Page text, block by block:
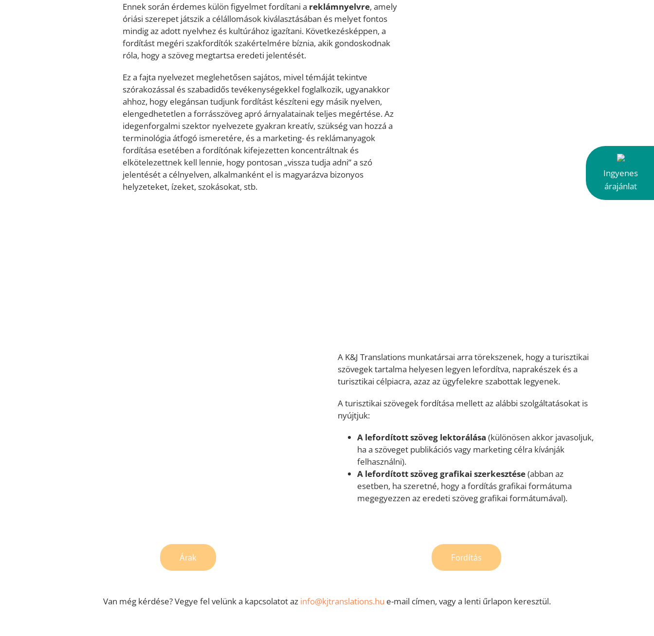
Ennek során érdemes külön figyelmet fordítani a reklámnyelvre, amely
óriási szerepet játszik a célállomások kiválasztásában és melyet fontos
mindig az adott nyelvhez és kultúrához igazítani. Következésképpen, a
fordítást megéri szakfordítók szakértelmére bíznia, akik gondoskodnak
róla, hogy a szöveg megtartsa eredeti jelentését.
Ez a fajta nyelvezet meglehetősen sajátos, mivel témáját tekintve
szórakozással és szabadidős tevékenységekkel foglalkozik, ugyanakkor
ahhoz, hogy elegánsan tudjunk fordítást készíteni egy másik nyelven,
elengedhetetlen a forrásszöveg apró árnyalatainak teljes megértése. Az
idegenforgalmi szektor nyelvezete gyakran kreatív, szükség van hozzá a
terminológia átfogó ismeretére, és a marketing- és reklámanyagok
fordítása esetében a fordítónak kifejezetten koncentráltnak és
elkötelezettnek kell lennie, hogy pontosan „vissza tudja adni” a szó
jelentését a célnyelven, alkalmanként el is magyarázva bizonyos
helyzeteket, ízeket, szokásokat, stb.
A K&J Translations munkatársai arra törekszenek, hogy a turisztikai
szövegek tartalma helyesen legyen lefordítva, naprakészek és a
turisztikai célpiacra, azaz az ügyfelekre szabottak legyenek.
A turisztikai szövegek fordítása mellett az alábbi szolgáltatásokat is
nyújtjuk:
A lefordított szöveg lektorálása (különösen akkor javasoljuk,
ha a szöveget publikációs vagy marketing célra kívánják
felhasználni).
A lefordított szöveg grafikai szerkesztése(abban az
esetben, ha szeretné, hogy a fordítás grafikai formátuma
megegyezzen az eredeti szöveg grafikai formátumával).
Árak Fordítás
Van még kérdése? Vegye fel velünk a kapcsolatot az info@kjtranslations.hu e-mail címen, vagy a lenti űrlapon keresztül.
Ingyenes
árajánlat